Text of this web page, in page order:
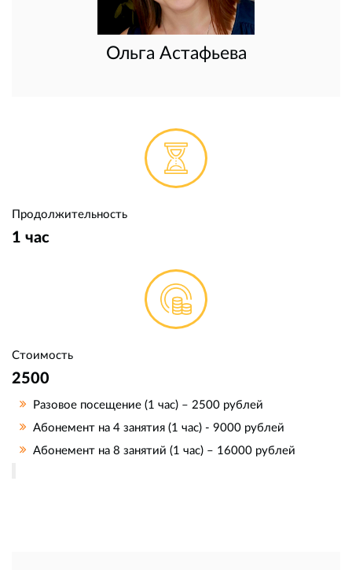
Ольга Астафьева
Продолжительность
1 час
Стоимость
2500
Разовое посещение (1 час) – 2500 рублей
Абонемент на 4 занятия (1 час) - 9000 рублей
Абонемент на 8 занятий (1 час) – 16000 рублей